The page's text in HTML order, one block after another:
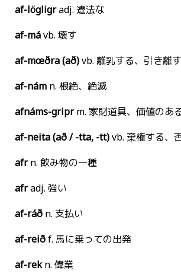
af-lögligradj. 違法な
af-mávb. 壊す
af-mœðra (að)vb. 離乳する、引き離す
af-nám n. 根絶、絶滅
afnáms-griprm. 家財道具、価値のあ
af-neita (að / -tta, -tt)vb. 棄権する、
afrn. 飲み物の一種
afradj. 強い
af-ráð n. 支払い
af-reiðf. 馬に乗っての出発
af-rekn. 偉業